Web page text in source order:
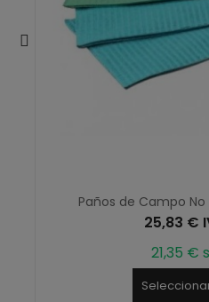
Paños de Campo No
25,83 €
21,35 €